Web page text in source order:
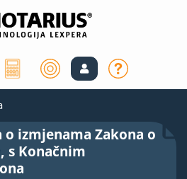
izmjenama Zakona o
s Konačnim